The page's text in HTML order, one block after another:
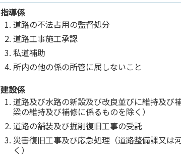
指導係
道路の不法占用の監督処分
道路工事施工承認
私道補助
所内の他の係の所管に属しないこと
建設係
道路及び水路の新設及び改良並びに維持及び
梁の維持及び補修に係るものを除く）
道路の舗装及び掘削復旧工事の受託
災害復旧工事及び応急処理（道路整備課又は
く）